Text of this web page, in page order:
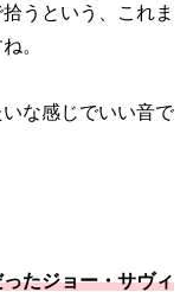
うという、これま
。
な感じでいい音で
たジョー・サヴィ